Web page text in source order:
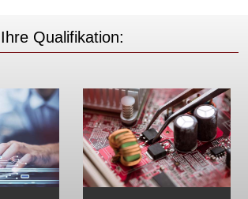
Qualifikation: